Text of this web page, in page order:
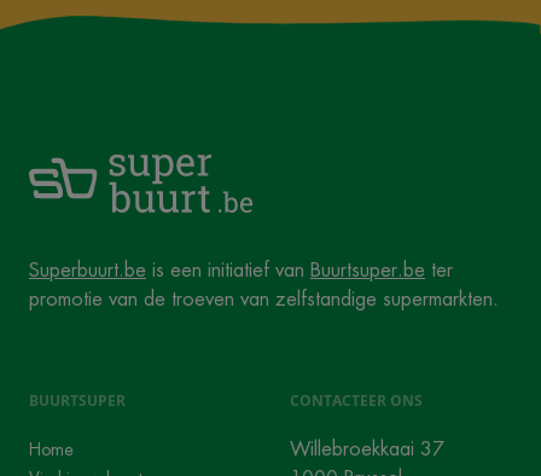
Superbuurt.be is een initiatief van Buurtsuper.be ter
promotie van de troeven van zelfstandige supermarkten.
BUURTSUPER
Home
CONTACTEER ONS
Willebroekkaai 37